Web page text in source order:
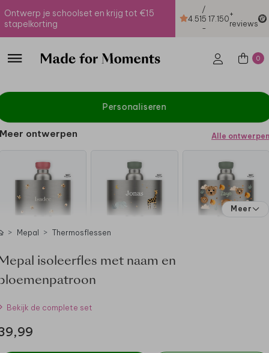
Ontwerp je schoolset en krijg tot €15
stapelkorting
4.51
/
5
-
17.150+
reviews
0
Personaliseren
Meer ontwerpen Alle ontwerpen
Meer
Mepal Thermosflessen
isoleerfles met naam en
Bekijk de complete set